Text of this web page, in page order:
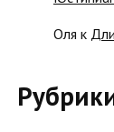
Оля к